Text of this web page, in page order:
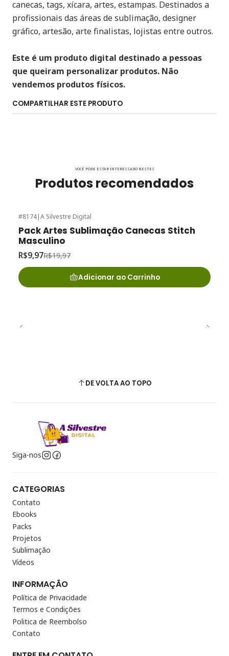
canecas, tags, xícara, artes, estampas. Destinados a
profissionais das áreas de sublimação, designer
gráfico, artesão, arte finalistas, lojistas entre outros.
Este é um produto digital destinado a pessoas
que queiram personalizar produtos. Não
vendemos produtos físicos.
COMPARTILHAR ESTE PRODUTO
VOCÊ PODE ESTAR INTERESSADO NESTES
Produtos recomendados
#8174|A Silvestre Digital
Pack Artes Sublimação Canecas Stitch
Masculino
R$9,97R$19,97
Adicionar ao Carrinho
DE VOLTA AO TOPO
Siga-nos
CATEGORIAS
Contato
Ebooks
Packs
Projetos
Sublimação
Vídeos
INFORMAÇÃO
Política de Privacidade
Termos e Condições
Politica de Reembolso
Contato